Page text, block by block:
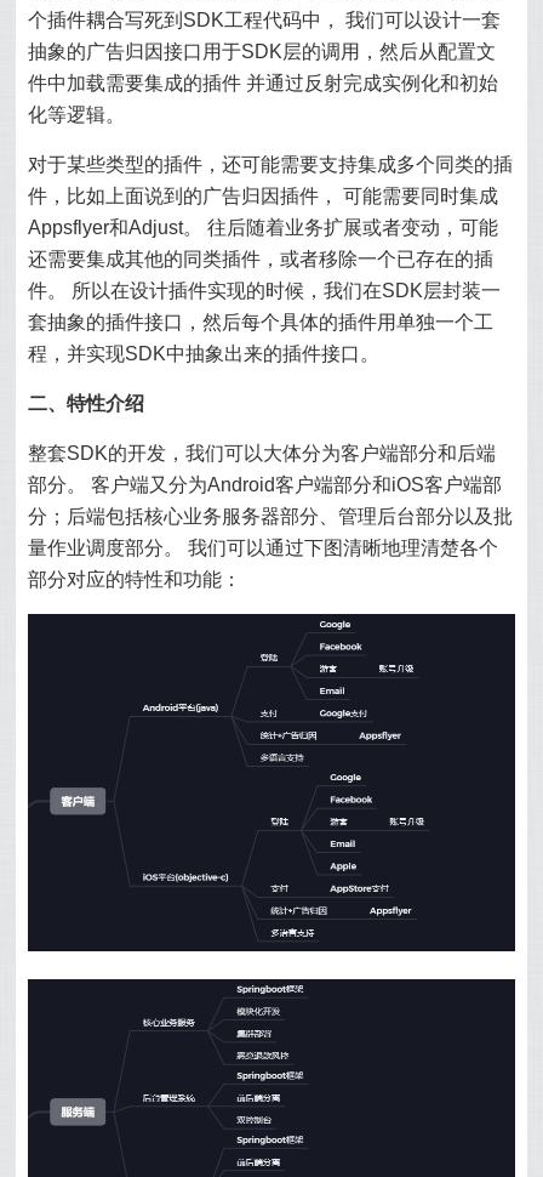
个插件耦合写死到SDK工程代码中， 我们可以设计一套
抽象的广告归因接口用于SDK层的调用，然后从配置文
件中加载需要集成的插件 并通过反射完成实例化和初始
化等逻辑。
对于某些类型的插件，还可能需要支持集成多个同类的插
件，比如上面说到的广告归因插件， 可能需要同时集成
Appsflyer和Adjust。 往后随着业务扩展或者变动，可能
还需要集成其他的同类插件，或者移除一个已存在的插
件。 所以在设计插件实现的时候，我们在SDK层封装一
套抽象的插件接口，然后每个具体的插件用单独一个工
程，并实现SDK中抽象出来的插件接口。
二、特性介绍
整套SDK的开发，我们可以大体分为客户端部分和后端
部分。 客户端又分为Android客户端部分和iOS客户端部
分；后端包括核心业务服务器部分、管理后台部分以及批
量作业调度部分。 我们可以通过下图清晰地理清楚各个
部分对应的特性和功能：